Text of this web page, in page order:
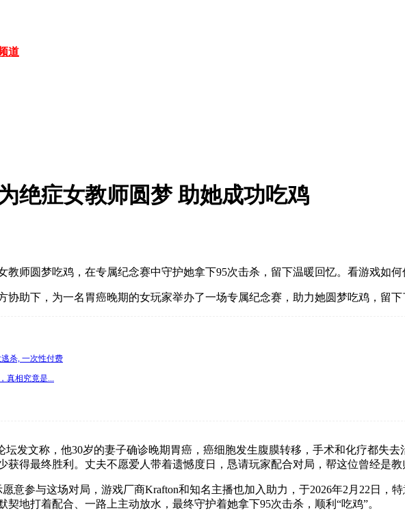
道
绝症女教师圆梦 助她成功吃鸡
师圆梦吃鸡，在专属纪念赛中守护她拿下95次击杀，留下温暖回忆。看游戏如何
助下，为一名胃癌晚期的女玩家举办了一场专属纪念赛，助力她圆梦吃鸡，留下
杀, 一次性付费
真相究竟是...
坛发文称，他30岁的妻子确诊晚期胃癌，癌细胞发生腹膜转移，手术和化疗都失
得最终胜利。丈夫不愿爱人带着遗憾度日，恳请玩家配合对局，帮这位曾经是
意参与这场对局，游戏厂商Krafton和知名主播也加入助力，于2026年2月22日，
地打着配合、一路上主动放水，最终守护着她拿下95次击杀，顺利“吃鸡”。